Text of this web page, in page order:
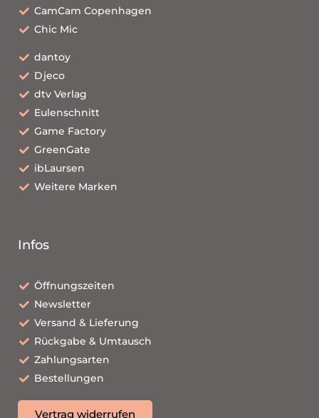
CamCam Copenhagen
Chic Mic
dantoy
Djeco
dtv Verlag
Eulenschnitt
Game Factory
GreenGate
ibLaursen
Weitere Marken
Infos
Öffnungszeiten
Newsletter
Versand & Lieferung
Rückgabe & Umtausch
Zahlungsarten
Bestellungen
Vertrag widerrufen